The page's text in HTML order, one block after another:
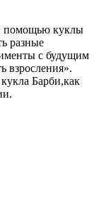
помощью куклы
разные
с будущим
взросления».
Барби,как